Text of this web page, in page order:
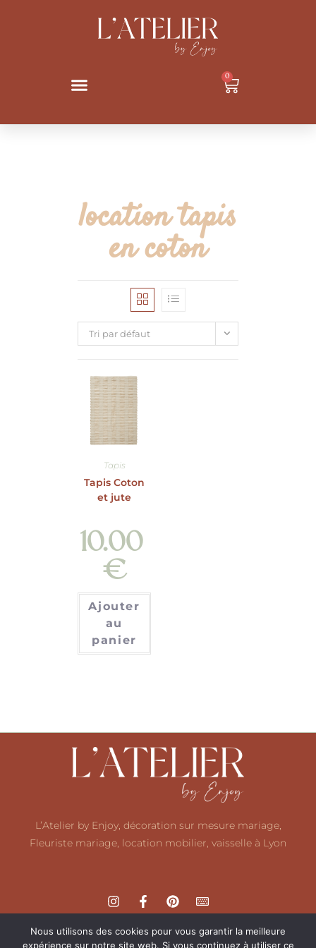
0
location tapis
en coton
Tri par défaut
Tapis
Tapis Coton
et jute
10.00
€
Ajouter
au
panier
L’Atelier by Enjoy, décoration sur mesure mariage,
Fleuriste mariage, location mobilier, vaisselle à Lyon
Nous utilisons des cookies pour vous garantir la meilleure
expérience sur notre site web. Si vous continuez à utiliser ce